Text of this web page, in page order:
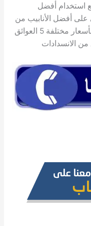
استخدام أفضل
على أفضل الأنابيب من
الأنواع المختلفة التي يحتاجها العملاء وبأسعار مختلفة 5 العوائق
الانسدادات